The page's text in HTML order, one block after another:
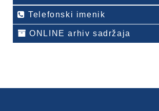
Telefonski imenik
ONLINE arhiv sadržaja